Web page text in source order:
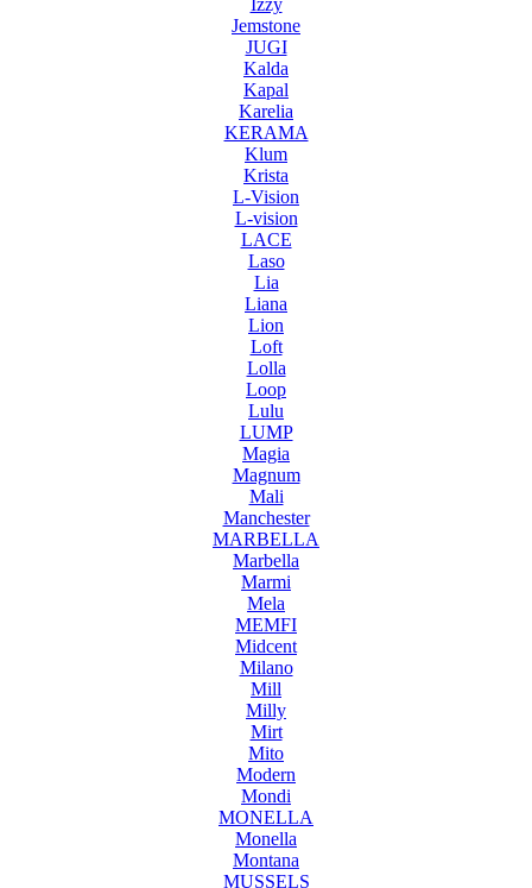
Jemstone
JUGI
Kalda
Kapal
Karelia
KERAMA
Klum
Krista
L-Vision
L-vision
LACE
Laso
Lia
Liana
Lion
Loft
Lolla
Loop
Lulu
LUMP
Magia
Magnum
Mali
Manchester
MARBELLA
Marbella
Marmi
Mela
MEMFI
Midcent
Milano
Mill
Milly
Mirt
Mito
Modern
Mondi
MONELLA
Monella
Montana
MUSSELS